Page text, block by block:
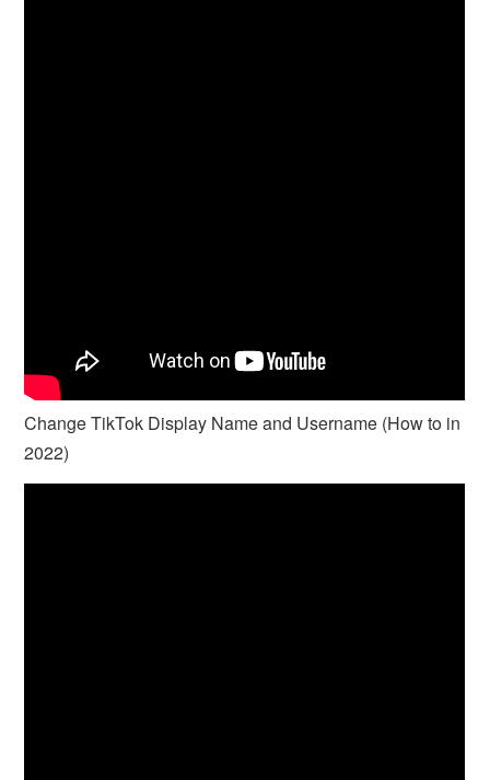
Change TikTok Display Name and Username (How to in
2022)